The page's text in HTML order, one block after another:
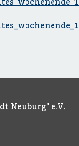
Neuburg" e.V.